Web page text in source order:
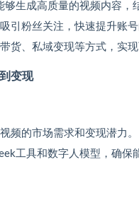
够生成高质量的视频内容
引粉丝关注，快速提升账号
货、私域变现等方式，实现
变现
频的市场需求和变现潜力。
工具和数字人模型，确保